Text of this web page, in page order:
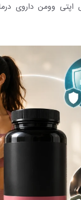
اپتی وومن داروی